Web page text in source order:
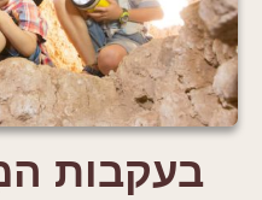
בעקבות